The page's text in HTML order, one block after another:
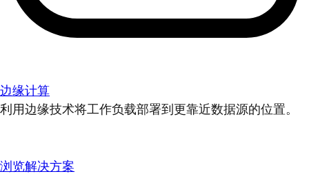
边缘计算
利用边缘技术将工作负载部署到更靠近数据源的位置。
浏览解决方案